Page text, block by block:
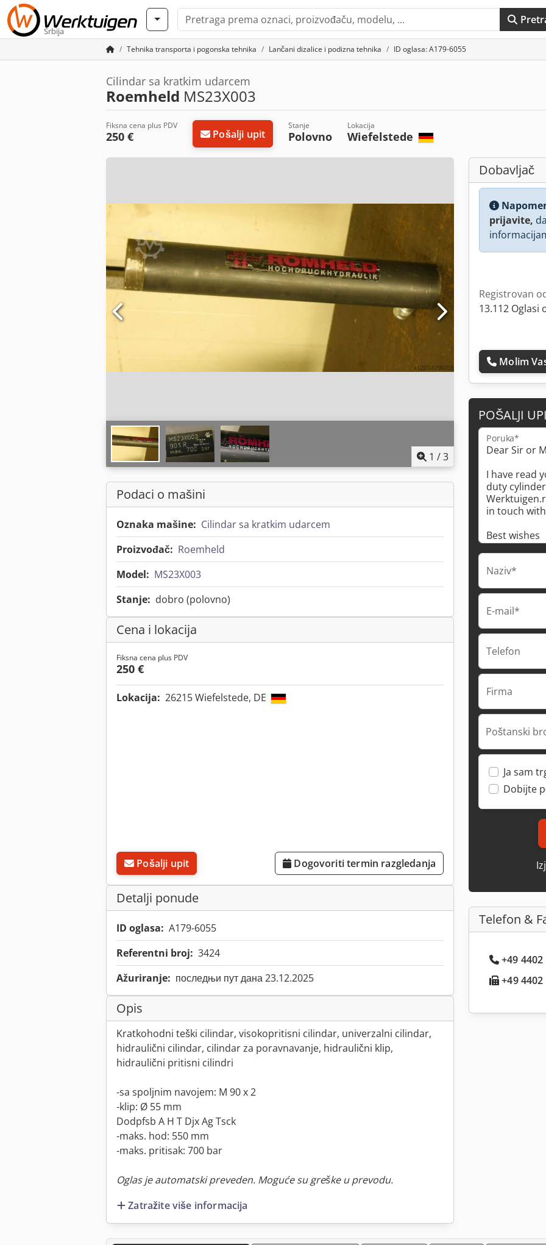
Srbija
Tehnika transporta i pogonska tehnika Lančani dizalice i podizna tehnika ID oglasa: A179-6055
Cilindar sa kratkim udarcem
Roemheld MS23X003
Fiksna cena plus PDV
250 € Pošalji upit
Stanje
Polovno
Lokacija
Wiefelstede
1 /3
Podaci o mašini
Oznaka mašine: Cilindar sa kratkim udarcem
Proizvođač: Roemheld
Model: MS23X003
Stanje: dobro (polovno)
Cena i lokacija
Fiksna cena plus PDV
250 €
Lokacija: 26215 Wiefelstede, DE
Pošalji upit Dogovoriti termin razgledanja
Detalji ponude
ID oglasa: A179-6055
Referentni broj: 3424
Ažuriranje: последњи пут дана 23.12.2025
Opis
Kratkohodni teški cilindar, visokopritisni cilindar, univerzalni cilindar,
hidraulični cilindar, cilindar za poravnavanje, hidraulični klip,
hidraulični pritisni cilindri
-sa spoljnim navojem: M 90 x 2
-klip: Ø 55 mm
Dodpfsb A H T Djx Ag Tsck
-maks. hod: 550 mm
-maks. pritisak: 700 bar
Oglas je automatski preveden. Moguće su greške u prevodu.
Zatražite više informacija
Dobavljač
prijavite,
Registrovan
13.112 Oglasi
Molim
POŠALJI
Poruka*
Naziv*
E-mail*
Telefon
Firma
Poštanski
Ja sam
Dobijte
Telefon &
+49
+49